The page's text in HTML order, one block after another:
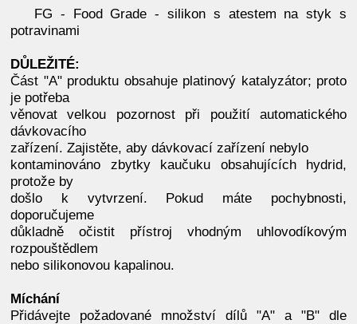
FG - Food Grade - silikon s atestem na styk s
potravinami
DŮLEŽITÉ:
Část "A" produktu obsahuje platinový katalyzátor; proto
je potřeba
věnovat velkou pozornost při použití automatického
dávkovacího
zařízení. Zajistěte, aby dávkovací zařízení nebylo
kontaminováno zbytky kaučuku obsahujících hydrid,
protože by
došlo k vytvrzení. Pokud máte pochybnosti,
doporučujeme
důkladně očistit přístroj vhodným uhlovodíkovým
rozpouštědlem
nebo silikonovou kapalinou.
Míchání
Přidávejte požadované množství dílů "A" a "B" dle